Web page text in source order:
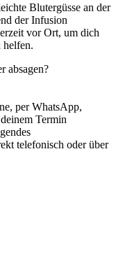
Blutergüsse an der
der Infusion
vor Ort, um dich
helfen.
absagen?
per WhatsApp,
Termin
telefonisch oder über